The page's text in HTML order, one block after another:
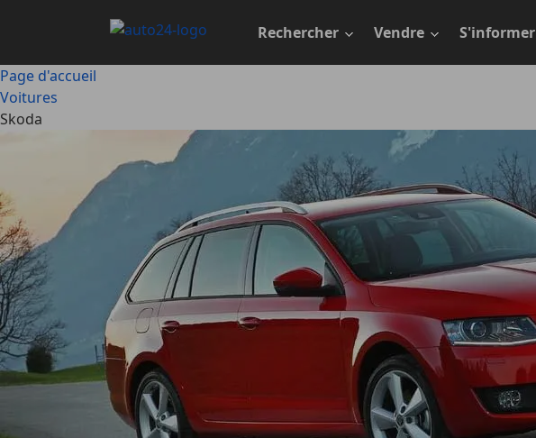
principal
Rechercher Vendre S'informer
Page d'accueil
Voitures
Skoda